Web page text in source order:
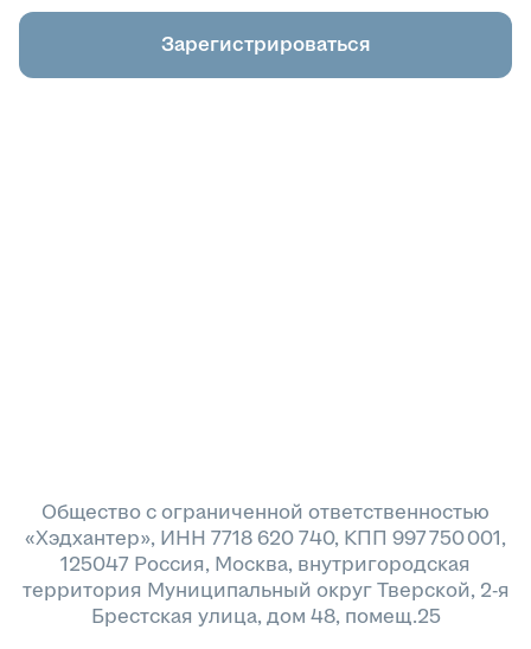
Зарегистрироваться
Общество с ограниченной ответственностью
«Хэдхантер», ИНН 7718 620 740, КПП 997 750 001,
125047 Россия, Москва, внутригородская
территория Муниципальный округ Тверской, 2-я
Брестская улица, дом 48, помещ.25